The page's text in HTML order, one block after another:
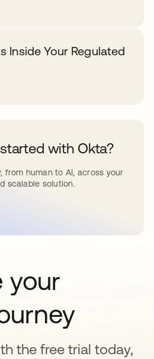
Inside Your Regulated
with Okta?
from human to AI, across your
scalable solution.
una pestaña nueva
your
the free trial today,